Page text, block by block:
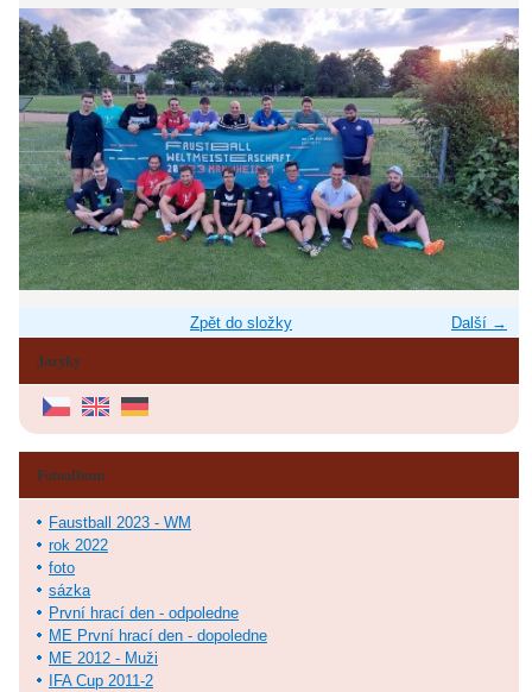
Další →
Zpět do složky
Jazyky
Fotoalbum
Faustball 2023 - WM
rok 2022
foto
sázka
První hrací den - odpoledne
ME První hrací den - dopoledne
ME 2012 - Muži
IFA Cup 2011-2